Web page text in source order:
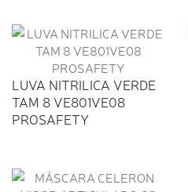
LUVA NITRILICA VERDE
TAM 8 VE801VE08
PROSAFETY